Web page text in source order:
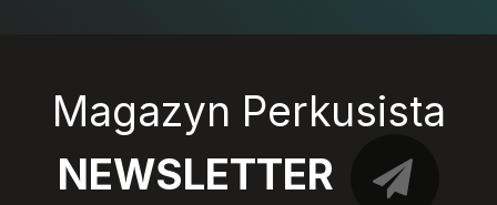
Magazyn Perkusista
NEWSLETTER